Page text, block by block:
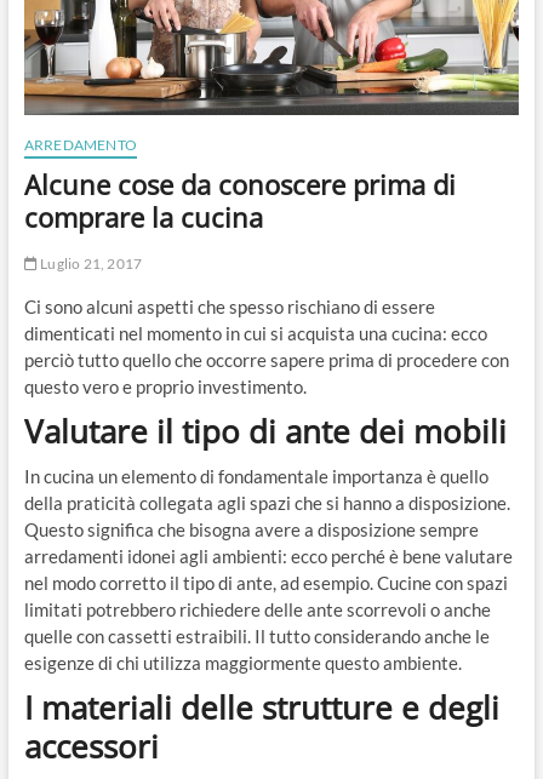
ARREDAMENTO
Alcune cose da conoscere prima di
comprare la cucina
Luglio 21, 2017
Ci sono alcuni aspetti che spesso rischiano di essere
dimenticati nel momento in cui si acquista una cucina: ecco
perciò tutto quello che occorre sapere prima di procedere con
questo vero e proprio investimento.
Valutare il tipo di ante dei mobili
In cucina un elemento di fondamentale importanza è quello
della praticità collegata agli spazi che si hanno a disposizione.
Questo significa che bisogna avere a disposizione sempre
arredamenti idonei agli ambienti: ecco perché è bene valutare
nel modo corretto il tipo di ante, ad esempio. Cucine con spazi
limitati potrebbero richiedere delle ante scorrevoli o anche
quelle con cassetti estraibili. Il tutto considerando anche le
esigenze di chi utilizza maggiormente questo ambiente.
I materiali delle strutture e degli
accessori